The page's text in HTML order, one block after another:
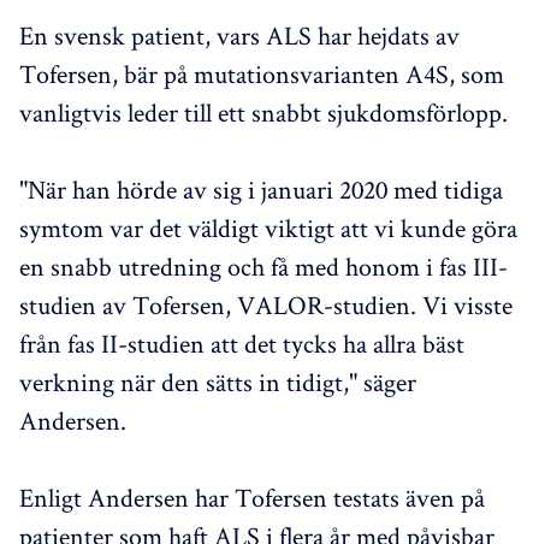
En svensk patient, vars ALS har hejdats av
Tofersen, bär på mutationsvarianten A4S, som
vanligtvis leder till ett snabbt sjukdomsförlopp.
"När han hörde av sig i januari 2020 med tidiga
symtom var det väldigt viktigt att vi kunde göra
en snabb utredning och få med honom i fas III-
studien av Tofersen, VALOR-studien. Vi visste
från fas II-studien att det tycks ha allra bäst
verkning när den sätts in tidigt," säger
Andersen.
Enligt Andersen har Tofersen testats även på
patienter som haft ALS i flera år med påvisbar